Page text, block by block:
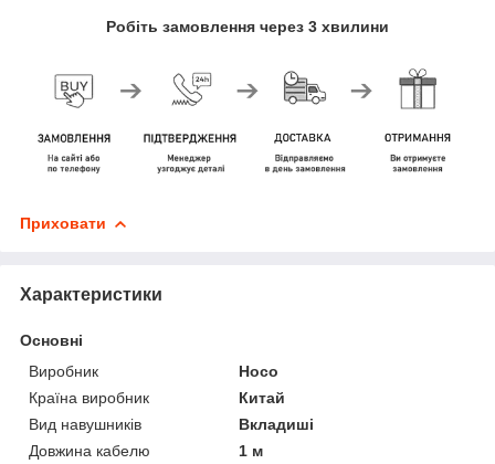
Робіть замовлення через 3 хвилини
Приховати
Характеристики
Основні
Виробник
Hoco
Країна виробник
Китай
Вид навушників
Вкладиші
Довжина кабелю
1 м